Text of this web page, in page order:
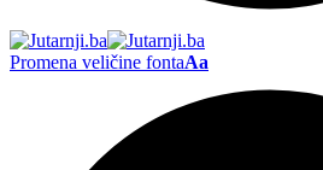
Promena veličine fontaAa